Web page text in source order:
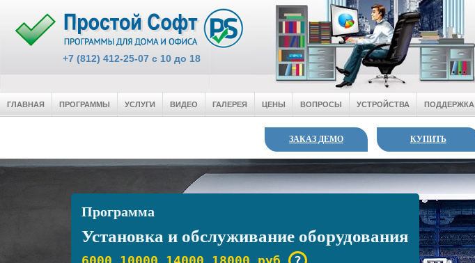
+7 (812) 412-25-07 c 10 до 18
ГЛАВНАЯ ПРОГРАММЫ УСЛУГИ ВИДЕО ГАЛЕРЕЯ ЦЕНЫ ВОПРОСЫ УСТРОЙСТВА ПОДДЕРЖКА
ЗАКАЗ ДЕМО КУПИТЬ
Программа
Установка и обслуживание оборудования